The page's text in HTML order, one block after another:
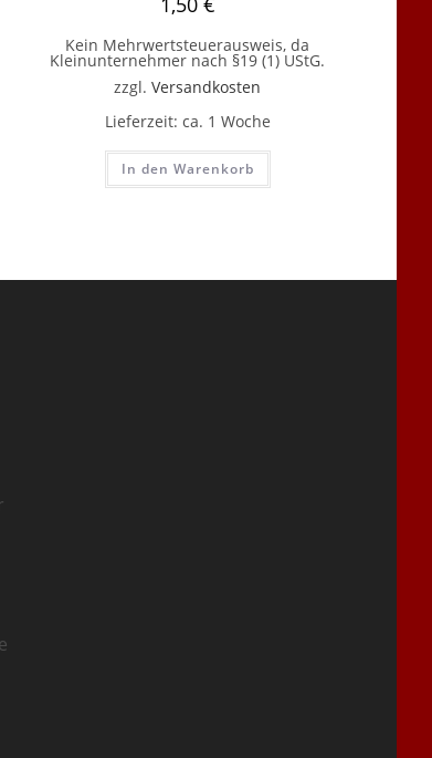
Kein Mehrwertsteuerausweis, da
Kleinunternehmer nach §19 (1) UStG.
zzgl.Versandkosten
Lieferzeit: ca. 1 Woche
In den Warenkorb